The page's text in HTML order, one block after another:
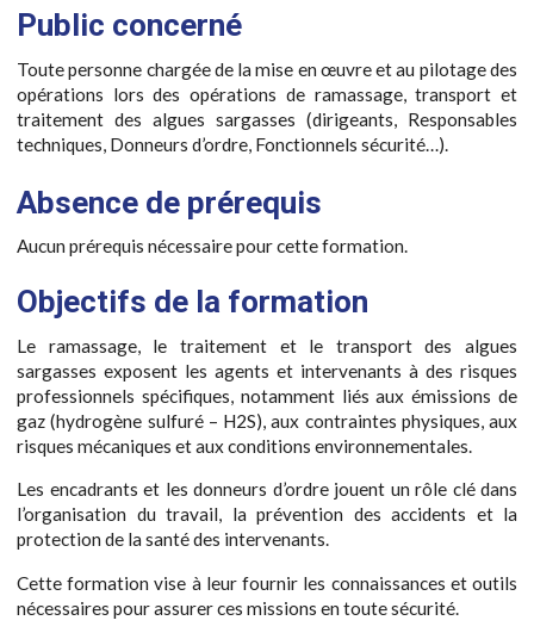
Public concerné
Toute personne chargée de la mise en œuvre et au pilotage des
opérations lors des opérations de ramassage, transport et
traitement des algues sargasses (dirigeants, Responsables
techniques, Donneurs d’ordre, Fonctionnels sécurité…).
Absence de prérequis
Aucun prérequis nécessaire pour cette formation.
Objectifs de la formation
Le ramassage, le traitement et le transport des algues
sargasses exposent les agents et intervenants à des risques
professionnels spécifiques, notamment liés aux émissions de
gaz (hydrogène sulfuré – H2S), aux contraintes physiques, aux
risques mécaniques et aux conditions environnementales.
Les encadrants et les donneurs d’ordre jouent un rôle clé dans
l’organisation du travail, la prévention des accidents et la
protection de la santé des intervenants.
Cette formation vise à leur fournir les connaissances et outils
nécessaires pour assurer ces missions en toute sécurité.